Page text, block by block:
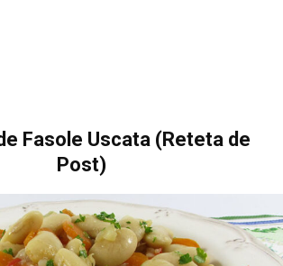
Fasole Uscata (Reteta de
Post)